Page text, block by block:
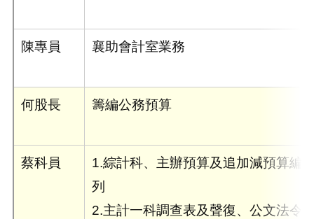
陳專員 襄助會計室業務
何股長 籌編公務預算
蔡科員
1.綜計科、主辦預算及追加減預算編
列
2.主計一科調查表及聲復、公文法令